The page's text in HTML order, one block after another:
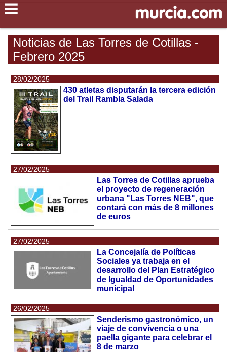
Noticias de Las Torres de Cotillas -
Febrero 2025
28/02/2025
430 atletas disputarán la tercera edición
del Trail Rambla Salada
27/02/2025
Las Torres de Cotillas aprueba
el proyecto de regeneración
urbana "Las Torres NEB", que
contará con más de 8 millones
de euros
27/02/2025
La Concejalía de Políticas
Sociales ya trabaja en el
desarrollo del Plan Estratégico
de Igualdad de Oportunidades
municipal
26/02/2025
Senderismo gastronómico, un
viaje de convivencia o una
paella gigante para celebrar el
8 de marzo